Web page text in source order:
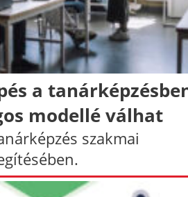
a
modellé válhat
szakmai